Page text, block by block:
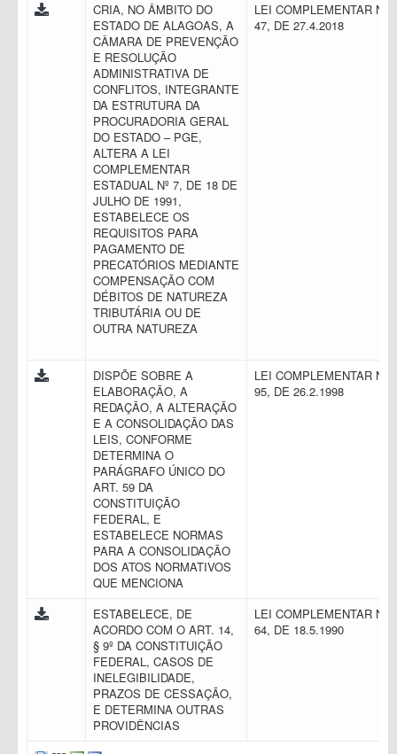
CRIA, NO ÂMBITO DO
ESTADO DE ALAGOAS, A
CÂMARA DE PREVENÇÃO
E RESOLUÇÃO
ADMINISTRATIVA DE
CONFLITOS, INTEGRANTE
DA ESTRUTURA DA
PROCURADORIA GERAL
DO ESTADO – PGE,
ALTERA A LEI
COMPLEMENTAR
ESTADUAL Nº 7, DE 18 DE
JULHO DE 1991,
ESTABELECE OS
REQUISITOS PARA
PAGAMENTO DE
PRECATÓRIOS MEDIANTE
COMPENSAÇÃO COM
DÉBITOS DE NATUREZA
TRIBUTÁRIA OU DE
OUTRA NATUREZA
LEI COMPLEMENTAR N.
47, DE 27.4.2018
DISPÕE SOBRE A
ELABORAÇÃO, A
REDAÇÃO, A ALTERAÇÃO
E A CONSOLIDAÇÃO DAS
LEIS, CONFORME
DETERMINA O
PARÁGRAFO ÚNICO DO
ART. 59 DA
CONSTITUIÇÃO
FEDERAL, E
ESTABELECE NORMAS
PARA A CONSOLIDAÇÃO
DOS ATOS NORMATIVOS
QUE MENCIONA
LEI COMPLEMENTAR N.
95, DE 26.2.1998
ESTABELECE, DE
ACORDO COM O ART. 14,
§ 9º DA CONSTITUIÇÃO
FEDERAL, CASOS DE
INELEGIBILIDADE,
PRAZOS DE CESSAÇÃO,
E DETERMINA OUTRAS
PROVIDÊNCIAS
LEI COMPLEMENTAR N.
64, DE 18.5.1990